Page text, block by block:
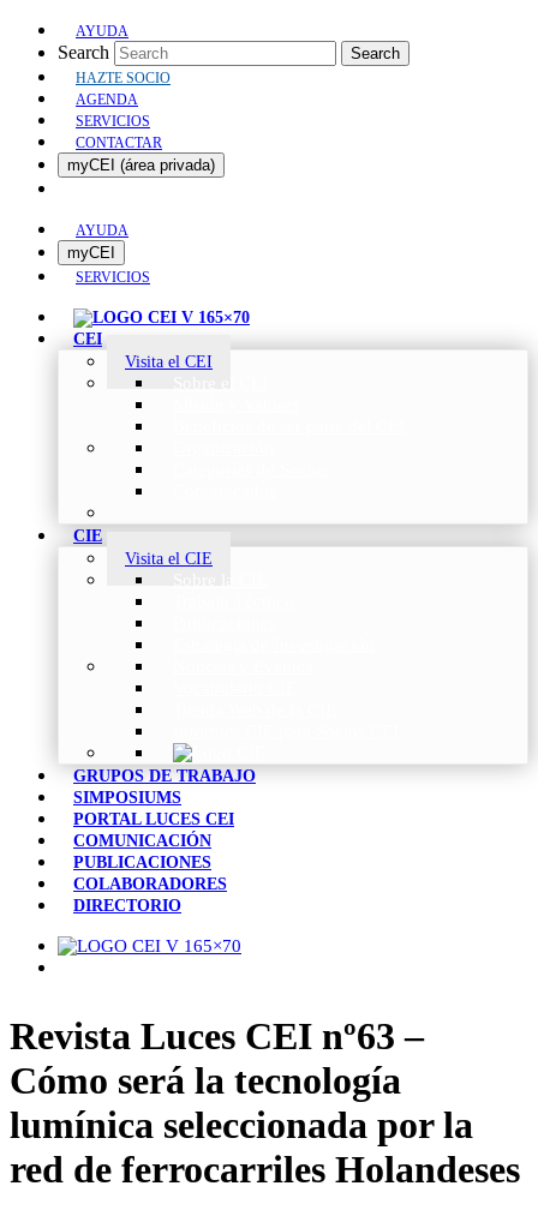
AYUDA
Search Search
HAZTE SOCIO
AGENDA
SERVICIOS
CONTACTAR
myCEI (área privada)
AYUDA
myCEI
SERVICIOS
CEI
Visita el CEI
CIE
Visita el CIE
GRUPOS DE TRABAJO
SIMPOSIUMS
PORTAL LUCES CEI
COMUNICACIÓN
PUBLICACIONES
COLABORADORES
DIRECTORIO
Revista Luces CEI nº63 –
Cómo será la tecnología
lumínica seleccionada por la
red de ferrocarriles Holandeses